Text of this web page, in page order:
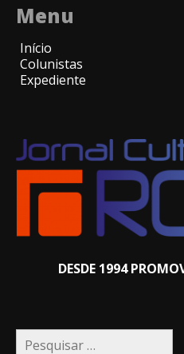
Menu
Início
Colunistas
Expediente
DESDE 1994
Pesquisar